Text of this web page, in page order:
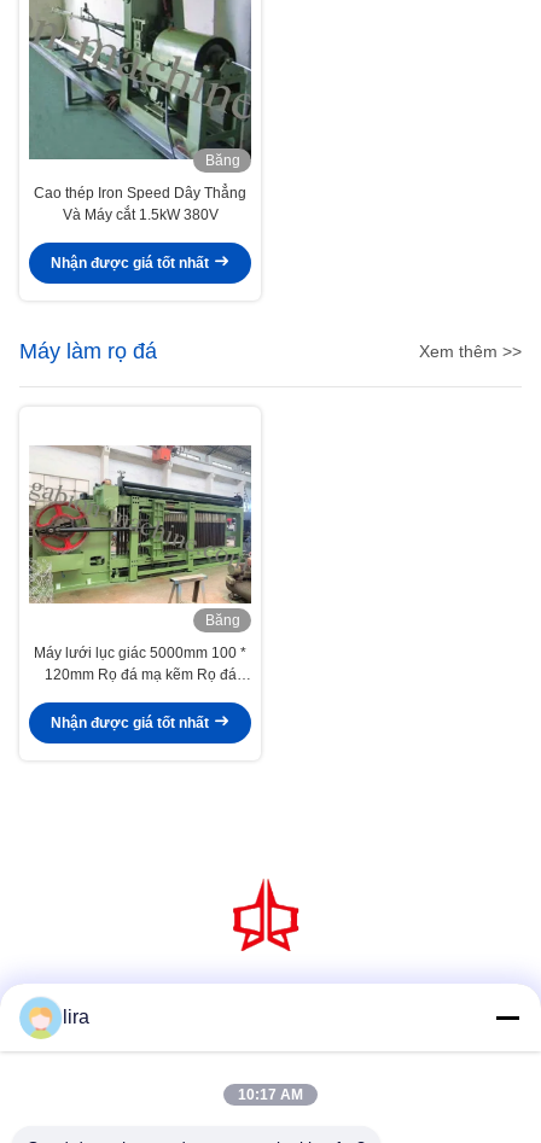
Băng
hình
Cao thép Iron Speed ​​Dây Thẳng
Và Máy cắt 1.5kW 380V
Nhận được giá tốt nhất
Máy làm rọ đá Xem thêm >>
Băng
hình
Máy lưới lục giác 5000mm 100 *
120mm Rọ đá mạ kẽm Rọ đá
Nhận được giá tốt nhất
lira
10:17 AM